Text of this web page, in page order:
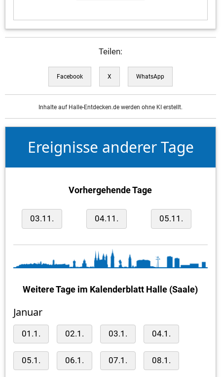
Teilen:
Facebook X WhatsApp
Inhalte auf Halle-Entdecken.de werden ohne KI erstellt.
Ereignisse anderer Tage
Vorhergehende Tage
03.11. 04.11. 05.11.
Weitere Tage im Kalenderblatt Halle (Saale)
Januar
01.1. 02.1. 03.1. 04.1.
05.1. 06.1. 07.1. 08.1.